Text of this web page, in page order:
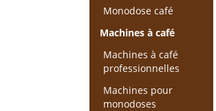
Monodose café
Machines à café
Machines à café
professionnelles
Machines pour
monodoses